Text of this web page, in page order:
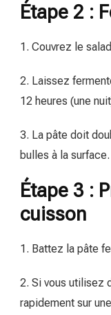
Étape 2 :
1. Couvrez le
2. Laissez
12 heures (une
3. La pâte doit
bulles à la surface.
Étape 3 :
cuisson
1. Battez la pâte
2. Si vous utilisez
rapidement sur